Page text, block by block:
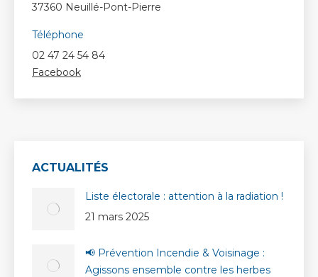
37360 Neuillé-Pont-Pierre
Téléphone
02 47 24 54 84
Facebook
ACTUALITÉS
Liste électorale : attention à la radiation !
21 mars 2025
📢 Prévention Incendie & Voisinage :
Agissons ensemble contre les herbes